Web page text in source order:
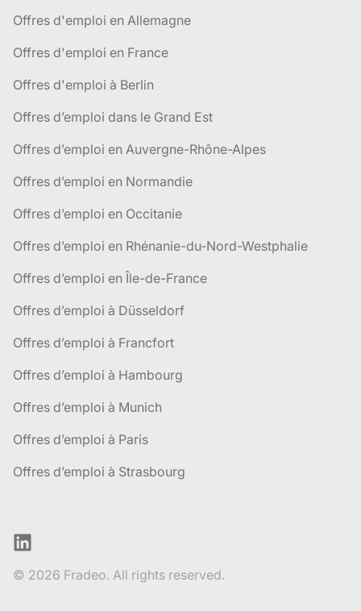
Offres d'emploi en Allemagne
Offres d'emploi en France
Offres d'emploi à Berlin
Offres d’emploi dans le Grand Est
Offres d’emploi en Auvergne-Rhône-Alpes
Offres d’emploi en Normandie
Offres d’emploi en Occitanie
Offres d’emploi en Rhénanie-du-Nord-Westphalie
Offres d’emploi en Île-de-France
Offres d’emploi à Düsseldorf
Offres d’emploi à Francfort
Offres d’emploi à Hambourg
Offres d’emploi à Munich
Offres d’emploi à Paris
Offres d’emploi à Strasbourg
LinkedIn
© 2026 Fradeo. All rights reserved.